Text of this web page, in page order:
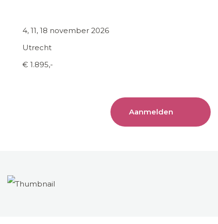
4, 11, 18 november 2026
Utrecht
€ 1.895,-
Aanmelden